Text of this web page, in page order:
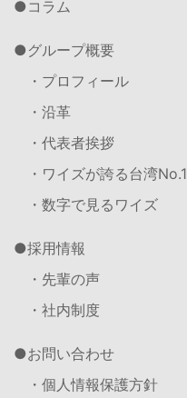
コラム
グループ概要
・プロフィール
・沿革
・代表者挨拶
・ワイズが誇る台湾No.1
・数字で見るワイズ
採用情報
・先輩の声
・社内制度
お問い合わせ
・個人情報保護方針